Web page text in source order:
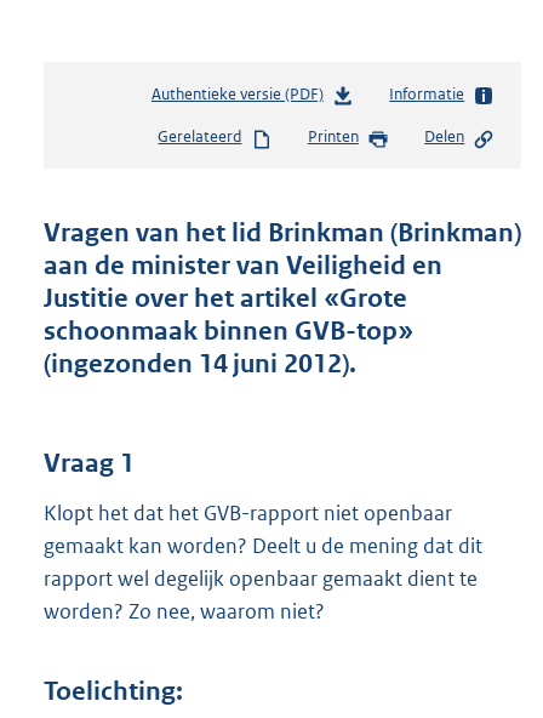
Authentieke versie (PDF)b
s
d
s
g
r
o
6
K
b
Informatie
Gerelateerd Printen Delen
Vragen van het lid Brinkman (Brinkman)
aan de minister van Veiligheid en
Justitie over het artikel «Grote
schoonmaak binnen GVB-top»
(ingezonden 14 juni 2012).
Vraag 1
Klopt het dat het GVB-rapport niet openbaar
gemaakt kan worden? Deelt u de mening dat dit
rapport wel degelijk openbaar gemaakt dient te
worden? Zo nee, waarom niet?
Toelichting: